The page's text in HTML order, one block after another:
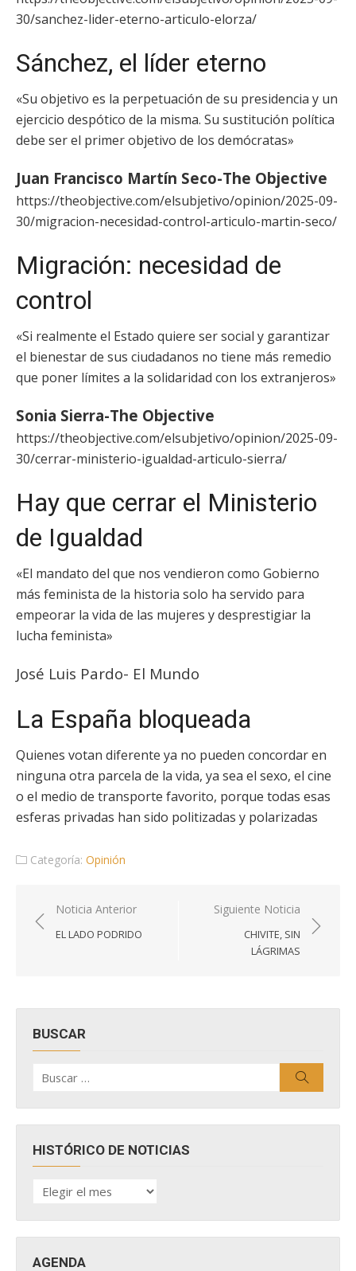
30/sanchez-lider-eterno-articulo-elorza/
Sánchez, el líder eterno
«Su objetivo es la perpetuación de su presidencia y un
ejercicio despótico de la misma. Su sustitución política
debe ser el primer objetivo de los demócratas»
Juan Francisco Martín Seco-The Objective
https://theobjective.com/elsubjetivo/opinion/2025-09-
30/migracion-necesidad-control-articulo-martin-seco/
Migración: necesidad de
control
«Si realmente el Estado quiere ser social y garantizar
el bienestar de sus ciudadanos no tiene más remedio
que poner límites a la solidaridad con los extranjeros»
Sonia Sierra-The Objective
https://theobjective.com/elsubjetivo/opinion/2025-09-
30/cerrar-ministerio-igualdad-articulo-sierra/
Hay que cerrar el Ministerio
de Igualdad
«El mandato del que nos vendieron como Gobierno
más feminista de la historia solo ha servido para
empeorar la vida de las mujeres y desprestigiar la
lucha feminista»
José Luis Pardo- El Mundo
La España bloqueada
Quienes votan diferente ya no pueden concordar en
ninguna otra parcela de la vida, ya sea el sexo, el cine
o el medio de transporte favorito, porque todas esas
esferas privadas han sido politizadas y polarizadas
Categoría: Opinión
Navegación
de
Noticia Anterior
EL LADO PODRIDO
Siguiente Noticia
CHIVITE, SIN
LÁGRIMAS
BUSCAR
por:
HISTÓRICO DE NOTICIAS
HISTÓRICO
DE
AGENDA